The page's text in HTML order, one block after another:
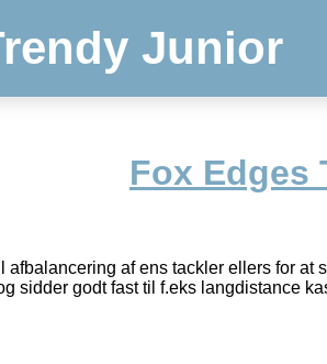
Junior
Fox Edges
af ens tackler ellers for at
sidder godt fast til f.eks langdistance